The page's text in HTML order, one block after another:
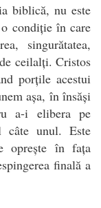
biblică, nu este
condiție în care
singurătatea,
ceilalți. Cristos
porțile acestui
așa, în însăși
a-i elibera pe
unul. Este
oprește în fața
finală a